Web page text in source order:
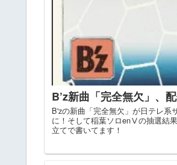
B’z新曲「完全無欠」、
B'zの新曲「完全無欠」が日テレ系
に！そして稲葉ソロenⅤの抽選結
立てで書いてます！